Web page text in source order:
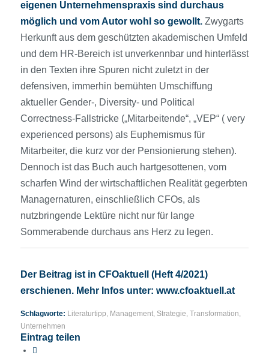
eigenen Unternehmenspraxis sind durchaus
möglich und vom Autor wohl so gewollt.Zwygarts
Herkunft aus dem geschützten akademischen Umfeld
und dem HR-Bereich ist unverkennbar und hinterlässt
in den Texten ihre Spuren nicht zuletzt in der
defensiven, immerhin bemühten Umschiffung
aktueller Gender-, Diversity- und Political
Correctness-Fallstricke („Mitarbeitende“, „VEP“ ( very
experienced persons) als Euphemismus für
Mitarbeiter, die kurz vor der Pensionierung stehen).
Dennoch ist das Buch auch hartgesottenen, vom
scharfen Wind der wirtschaftlichen Realität gegerbten
Managernaturen, einschließlich CFOs, als
nutzbringende Lektüre nicht nur für lange
Sommerabende durchaus ans Herz zu legen.
Der Beitrag ist in CFOaktuell (Heft 4/2021)
erschienen. Mehr Infos unter: www.cfoaktuell.at
Schlagworte: Literaturtipp Management, Strategie Transformation
Unternehmen
Eintrag teilen